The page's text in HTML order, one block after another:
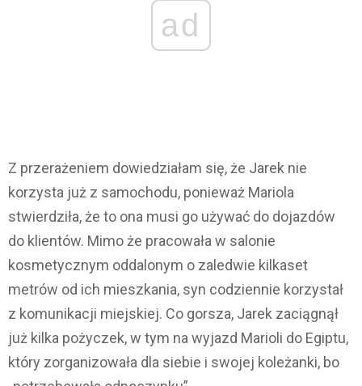
ad
Z przerażeniem dowiedziałam się, że Jarek nie
korzysta już z samochodu, ponieważ Mariola
stwierdziła, że to ona musi go używać do dojazdów
do klientów. Mimo że pracowała w salonie
kosmetycznym oddalonym o zaledwie kilkaset
metrów od ich mieszkania, syn codziennie korzystał
z komunikacji miejskiej. Co gorsza, Jarek zaciągnął
już kilka pożyczek, w tym na wyjazd Marioli do Egiptu,
który zorganizowała dla siebie i swojej koleżanki, bo